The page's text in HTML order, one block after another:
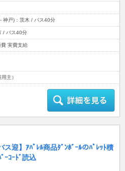
神戸)：茨木 / バス40分
/ バス40分
実費支給
主）
ス迎】ｱﾊﾟﾚﾙ商品ﾀﾞﾝﾎﾞｰﾙのﾊﾟﾚｯﾄ積
ｰｺｰﾄﾞ読込